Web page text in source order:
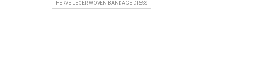
HERVE LEGER WOVEN BANDAGE DRESS